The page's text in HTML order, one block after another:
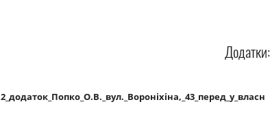
Додатки:
2_додаток_Попко_О.В._вул._Вороніхіна,_43_перед_у_власн